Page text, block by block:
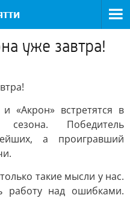
уже завтра!
«Акрон» встретятся в
сезона. Победитель
а проигравший
такие мысли у нас.
работу над ошибками.